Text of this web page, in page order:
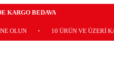
KARGO BEDAVA
• 10 ÜRÜN VE ÜZERİ KARGO